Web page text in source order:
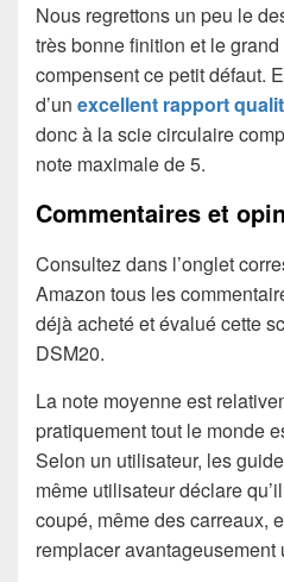
Nous regrettons un peu le
très bonne finition et le grand
compensent ce petit défaut.
d’un excellent rapport
donc à la scie circulaire
note maximale de 5.
Commentaires et
Consultez dans l’onglet
Amazon tous les
déjà acheté et évalué cette
DSM20.
La note moyenne est
pratiquement tout le monde
Selon un utilisateur, les
même utilisateur déclare
coupé, même des carreaux,
remplacer avantageusement